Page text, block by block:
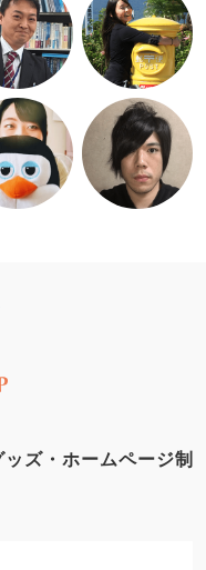
ズ・ホームページ制